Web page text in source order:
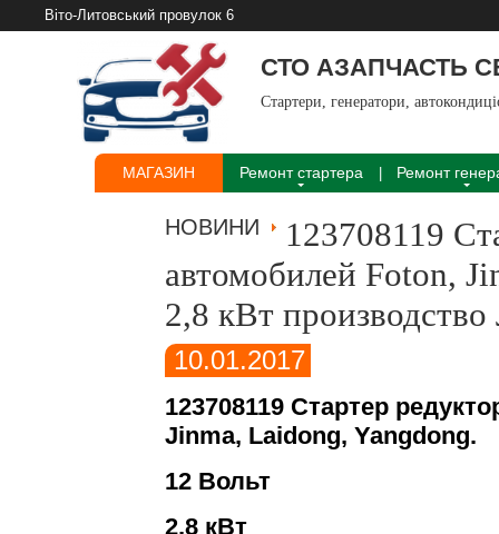
Віто-Литовський провулок 6
СТО АЗАПЧАСТЬ
Стартери, генератори,
МАГАЗИН Ремонт стартера Ремонт
НОВИНИ
123708119
автомобилей Foton,
2,8 кВт производство
10.01.2017
123708119 Стартер
Jinma, Laidong, Yangdong.
12 Вольт
2,8 кВт